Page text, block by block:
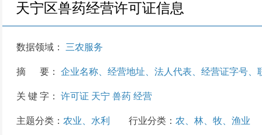
天宁区兽药经营许可证信息
数据领域： 三农服务
摘 要： 企业名称、经营地址、法人代表、经营证字号、
关 键 字： 许可证 天宁 兽药 经营
主题分类： 农业、水利 行业分类： 农、林、牧、渔业